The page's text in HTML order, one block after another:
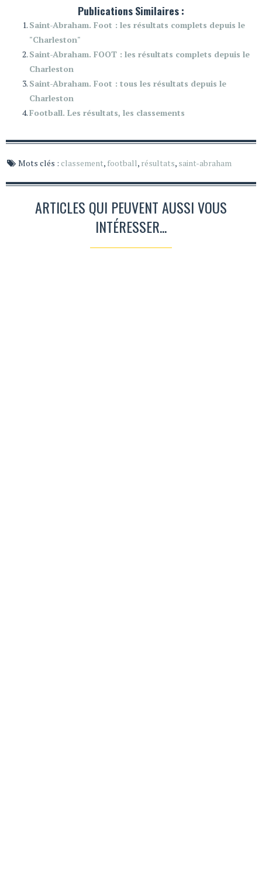
Publications Similaires :
Saint-Abraham. Foot : les résultats complets depuis le
"Charleston"
Saint-Abraham. FOOT : les résultats complets depuis le
Charleston
Saint-Abraham. Foot : tous les résultats depuis le
Charleston
Football. Les résultats, les classements
Mots clés : classement, football, résultats, saint-abraham
ARTICLES QUI PEUVENT AUSSI VOUS
INTÉRESSER...